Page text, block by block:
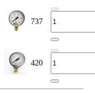
737
420